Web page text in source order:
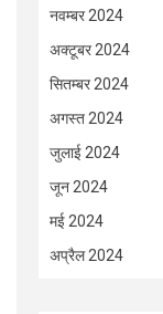
नवम्बर 2024
अक्टूबर 2024
सितम्बर 2024
अगस्त 2024
जुलाई 2024
जून 2024
मई 2024
अप्रैल 2024